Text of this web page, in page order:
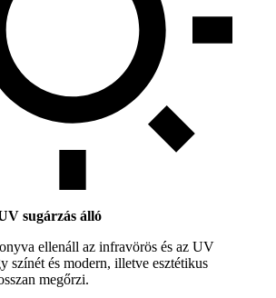
sugárzás álló
ellenáll az infravörös és az UV
színét és modern, illetve esztétikus
megőrzi.